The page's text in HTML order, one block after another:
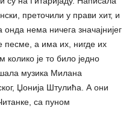
преточили у прави хит, и
нема ничега значајнијег
песме, а има их, нигде их
је то било једно
музика Милана
Џонија Штулића. А они
са пуном